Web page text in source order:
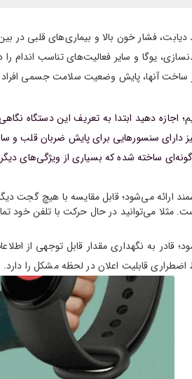
فشار خون بالا و بیماری‌های قلبی
یوگا و سایر فعالیت‌های تناسب اندام
ساخت آنها، پایش وضعیت سلامت جسمی
اجازه دهید ابتدا به تعریف این
سنسورهایی برای پایش ضربان قلب و
ساخته شده که بسیاری از ویژگی‌های دیگر
ارائه می‌شود؛ قابل مقایسه با هیچ گجت
می‌توانید در حال حرکت با تلفن خود
به نگهداری مقدار قابل توجهی از
قابلیت اعلان در لحظه مشکل را دارد.